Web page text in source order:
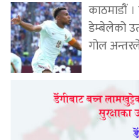
काठमाडौं
डेम्बेलेको
गोल